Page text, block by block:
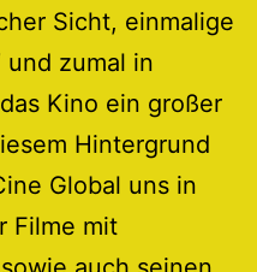
Sicht, einmalige
und zumal in
Kino ein großer
Hintergrund
Global uns in
Filme mit